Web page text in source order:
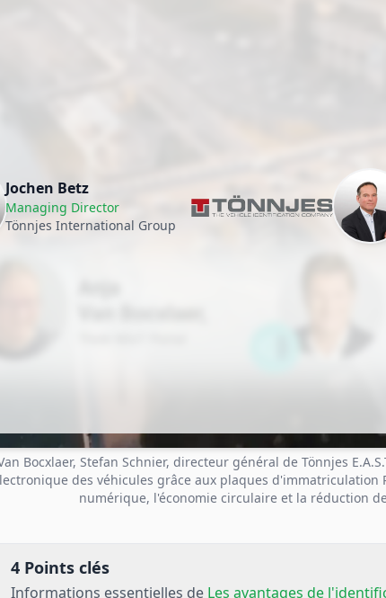
Jochen Betz
Managing Director
Tönnjes International Group
Bocxlaer, Stefan Schnier, directeur général de Tönnjes
des véhicules grâce aux plaques
numérique, l'économie circulaire et la réduction
4 Points clés
Informations essentielles de Les avantages de